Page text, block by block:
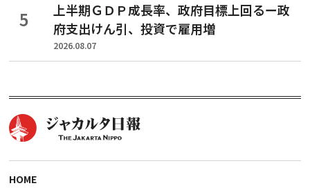
上半期ＧＤＰ成長率、政府目標上回るー政
府支出けん引、投資で雇用増
2026.08.07
HOME